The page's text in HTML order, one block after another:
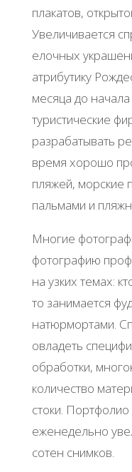
плакатов,
Увеличивается
елочных
атрибутику
месяца до
туристические
разрабатывать
время хорошо
пляжей, морские
пальмами и
Многие
фотографию
на узких темах:
то занимается
натюрмортами.
овладеть
обработки,
количество
стоки.
еженедельно
сотен снимков.